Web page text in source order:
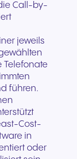
Call-by-
jeweils
Telefonate
führen.
Cost-
in
oder